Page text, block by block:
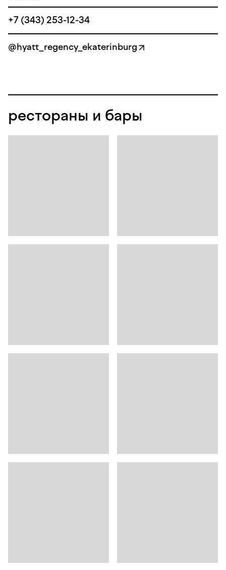
+7 (343) 253-12-34
@hyatt_regency_ekaterinburg
рестораны и бары